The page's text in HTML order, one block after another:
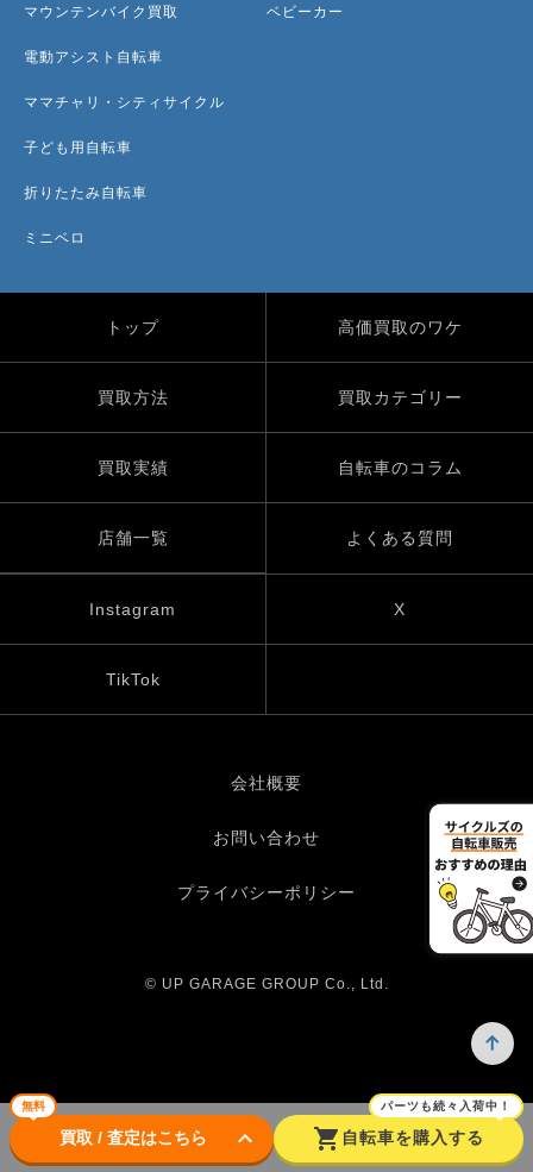
無料
買取 / 査定はこちら keyboard_arrow_down shopping_cart
パーツも続々入荷中！
自転車を購入する
マウンテンバイク買取
電動アシスト自転車
ママチャリ・シティサイクル
子ども用自転車
折りたたみ自転車
ミニベロ
ベビーカー
トップ 高価買取のワケ
買取方法 買取カテゴリー
買取実績 自転車のコラム
店舗一覧 よくある質問
Instagram X
TikTok
会社概要
お問い合わせ
プライバシーポリシー
© UP GARAGE GROUP Co., Ltd.